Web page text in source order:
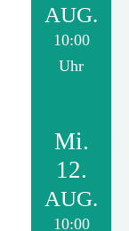
AUG.
10:00
Uhr
Mi.
12.
AUG.
10:00